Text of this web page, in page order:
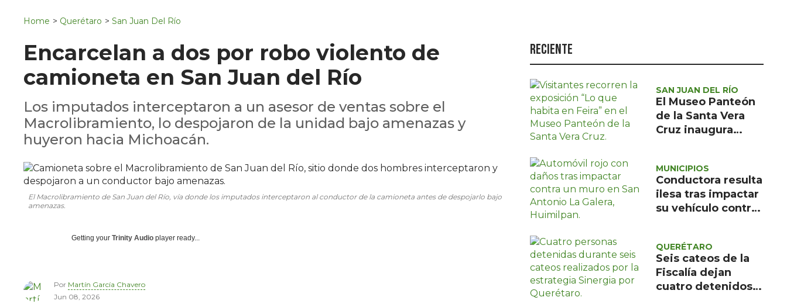
Política
Turismo
Asuntos Sociales
Estilo de vida
Home > Querétaro > San Juan Del Río
Encarcelan a dos por robo violento de
camioneta en San Juan del Río
Los imputados interceptaron a un asesor de ventas sobre el
Macrolibramiento, lo despojaron de la unidad bajo amenazas y
huyeron hacia Michoacán.
El Macrolibramiento de San Juan del Río, vía donde los imputados interceptaron al conductor de la camioneta antes de despojarlo bajo
amenazas.
Getting your Trinity Audio player ready...
Por Martín García Chavero
Jun 08, 2026
Reciente
SAN JUAN DEL RÍO
El Museo Panteón
de la Santa Vera
Cruz inaugura
de la Feira
MUNICIPIOS
Conductora resulta
ilesa tras impactar
su vehículo contra
QUERÉTARO
Seis cateos de la
Fiscalía dejan
cuatro detenidos y